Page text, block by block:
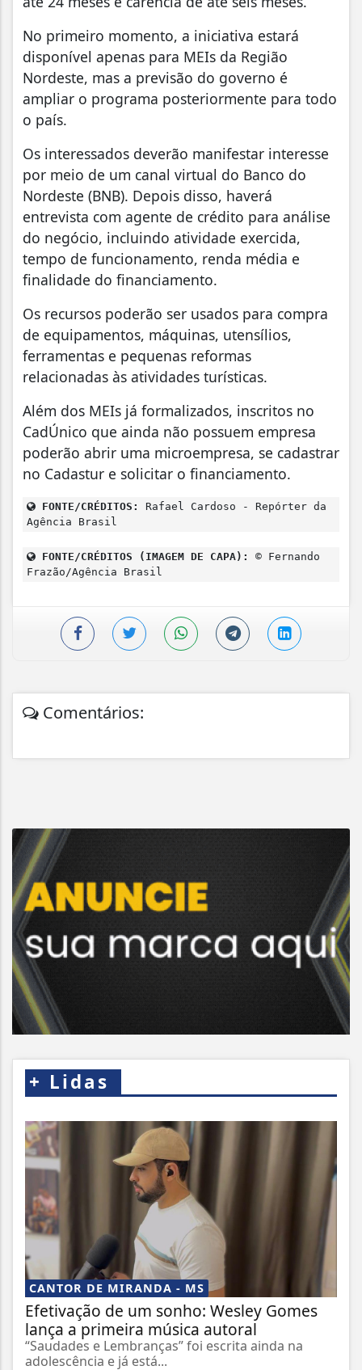
No primeiro momento, a iniciativa estará
disponível apenas para MEIs da Região
Nordeste, mas a previsão do governo é
ampliar o programa posteriormente para todo
o país.
Os interessados deverão manifestar interesse
por meio de um canal virtual do Banco do
Nordeste (BNB). Depois disso, haverá
entrevista com agente de crédito para análise
do negócio, incluindo atividade exercida,
tempo de funcionamento, renda média e
finalidade do financiamento.
Os recursos poderão ser usados para compra
de equipamentos, máquinas, utensílios,
ferramentas e pequenas reformas
relacionadas às atividades turísticas.
Além dos MEIs já formalizados, inscritos no
CadÚnico que ainda não possuem empresa
poderão abrir uma microempresa, se cadastrar
no Cadastur e solicitar o financiamento.
FONTE/CRÉDITOS:
Rafael Cardoso - Repórter da
Agência Brasil
FONTE/CRÉDITOS (IMAGEM DE CAPA):
© Fernando
Frazão/Agência Brasil
Comentários:
+ Lidas
CANTOR DE MIRANDA - MS
Efetivação de um sonho: Wesley Gomes
lança a primeira música autoral
“Saudades e Lembranças” foi escrita ainda na
adolescência e já está...